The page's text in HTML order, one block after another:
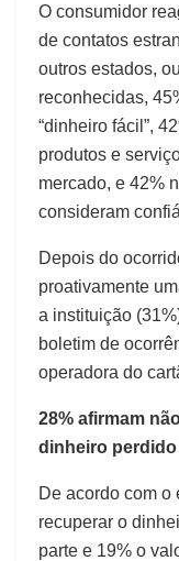
O consumidor
de contatos
outros estados,
reconhecidas,
“dinheiro fácil”,
produtos e
mercado, e 42%
consideram
Depois do
proativamente
a instituição
boletim de
operadora do
28% afirmam
dinheiro
De acordo com o
recuperar o
parte e 19% o